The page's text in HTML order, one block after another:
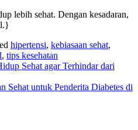
lebih sehat. Dengan kesadaran,
hipertensi, kebiasaan sehat,
, tips kesehatan
Sehat agar Terhindar dari
Sehat untuk Penderita Diabetes di